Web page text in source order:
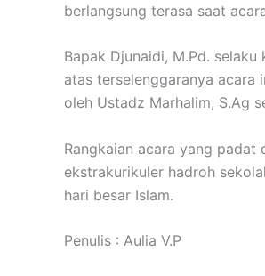
berlangsung terasa saat
Bapak Djunaidi, M.Pd.
atas terselenggaranya acara
oleh Ustadz Marhalim, S.Ag
Rangkaian acara yang
ekstrakurikuler hadroh
hari besar Islam.
Penulis : Aulia V.P